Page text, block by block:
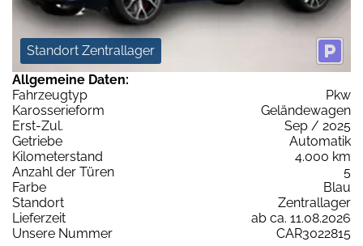
Standort Zentrallager
Allgemeine Daten:
Fahrzeugtyp
Pkw
Karosserieform
Geländewagen
Erst-Zul.
Sep / 2025
Getriebe
Automatik
Kilometerstand
4.000 km
Anzahl der Türen
5
Farbe
Blau
Standort
Zentrallager
Lieferzeit
ab ca. 11.08.2026
Unsere Nummer
CAR3022815